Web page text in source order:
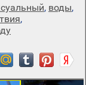
, воды,
,